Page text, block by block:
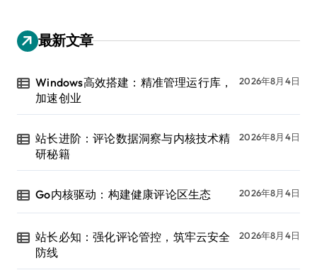
最新文章
Windows高效搭建：精准管理运行库，
加速创业
2026年8月4日
站长进阶：评论数据洞察与内核技术精
研秘籍
2026年8月4日
Go内核驱动：构建健康评论区生态 2026年8月4日
站长必知：强化评论管控，筑牢云安全
防线
2026年8月4日